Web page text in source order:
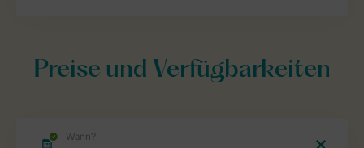
Preise und Verfügbarkeiten